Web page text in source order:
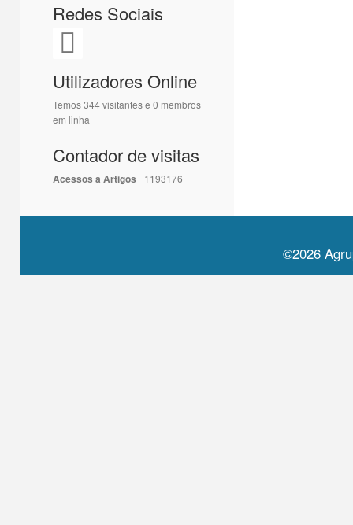
Redes Sociais
Utilizadores Online
Temos 344 visitantes e 0 membros
em linha
Contador de visitas
Acessos a Artigos 1193176
©2026